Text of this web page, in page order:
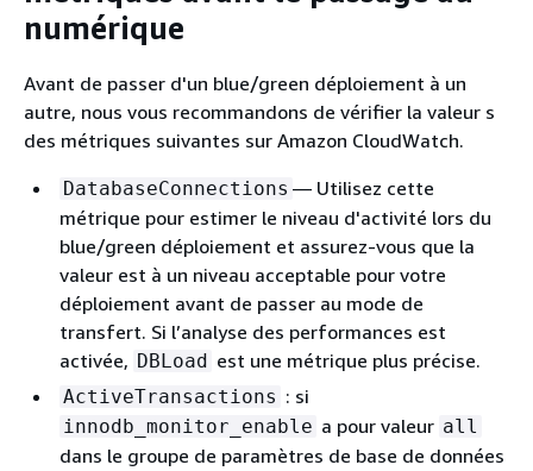
numérique
Avant de passer d'un blue/green déploiement à un
autre, nous vous recommandons de vérifier la valeur s
des métriques suivantes sur Amazon CloudWatch.
DatabaseConnections — Utilisez cette
métrique pour estimer le niveau d'activité lors du
blue/green déploiement et assurez-vous que la
valeur est à un niveau acceptable pour votre
déploiement avant de passer au mode de
transfert. Si l’analyse des performances est
activée, DBLoad est une métrique plus précise.
ActiveTransactions : si
innodb_monitor_enable a pour valeur all
dans le groupe de paramètres de base de données